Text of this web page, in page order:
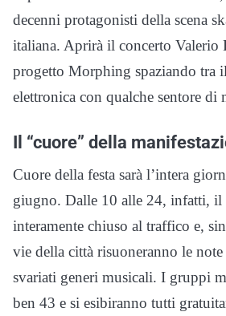
decenni protagonisti della scena
italiana. Aprirà il concerto Valerio
progetto Morphing spaziando tra
elettronica con qualche sentore di
Il “cuore” della
Cuore della festa sarà l’intera
giugno. Dalle 10 alle 24, infatti, il
interamente chiuso al traffico e,
vie della città risuoneranno le
svariati generi musicali. I gruppi
ben 43 e si esibiranno tutti